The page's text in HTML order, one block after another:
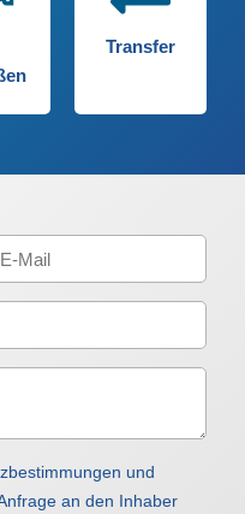
Transfer
und
an den Inhaber